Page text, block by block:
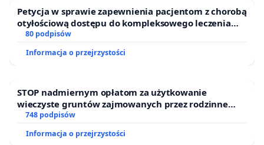
Petycja w sprawie zapewnienia pacjentom z chorobą
otyłościową dostępu do kompleksowego leczenia
oraz programów profilaktycznych.
80 podpisów
Informacja o przejrzystości
STOP nadmiernym opłatom za użytkowanie
wieczyste gruntów zajmowanych przez rodzinne
ogrody działkowe.
748 podpisów
Informacja o przejrzystości